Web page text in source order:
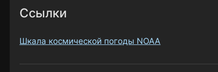
Ссылки
Шкала космической погоды NOAA